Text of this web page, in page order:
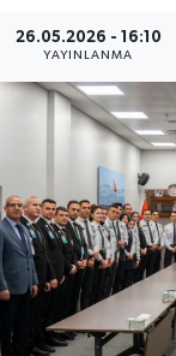
26.05.2026 - 16:10
YAYINLANMA